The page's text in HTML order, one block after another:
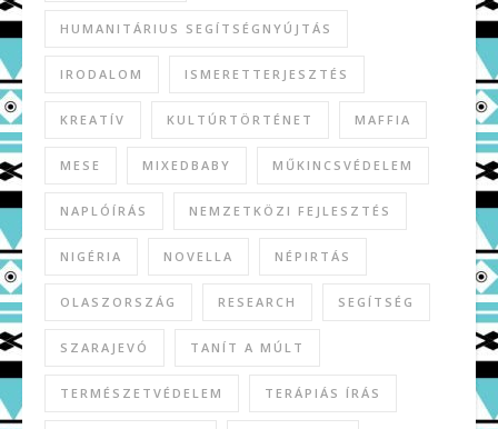
HUMANITÁRIUS SEGÍTSÉGNYÚJTÁS
IRODALOM ISMERETTERJESZTÉS
KREATÍV KULTÚRTÖRTÉNET MAFFIA
MESE MIXEDBABY MŰKINCSVÉDELEM
NAPLÓÍRÁS NEMZETKÖZI FEJLESZTÉS
NIGÉRIA NOVELLA NÉPIRTÁS
OLASZORSZÁG RESEARCH SEGÍTSÉG
SZARAJEVÓ TANÍT A MÚLT
TERMÉSZETVÉDELEM TERÁPIÁS ÍRÁS